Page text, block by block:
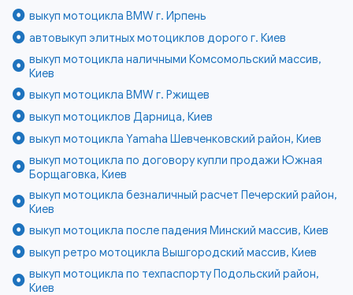
выкуп мотоцикла BMW г. Ирпень
автовыкуп элитных мотоциклов дорого г. Киев
выкуп мотоцикла наличными Комсомольский массив,
Киев
выкуп мотоцикла BMW г. Ржищев
выкуп мотоциклов Дарница, Киев
выкуп мотоцикла Yamaha Шевченковский район, Киев
выкуп мотоцикла по договору купли продажи Южная
Борщаговка, Киев
выкуп мотоцикла безналичный расчет Печерский район,
Киев
выкуп мотоцикла после падения Минский массив, Киев
выкуп ретро мотоцикла Вышгородский массив, Киев
выкуп мотоцикла по техпаспорту Подольский район,
Киев